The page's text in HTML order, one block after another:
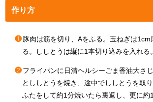
作り方
❶ 豚肉は筋を切り、Aをふる。玉ねぎは1cm
る。ししとうは縦に1本切り込みを入れる。
❷ フライパンに日清ヘルシーごま香油大さ
とししとうを焼き、途中でししとうを取り
ふたをして約1分焼いたら裏返し、更に約